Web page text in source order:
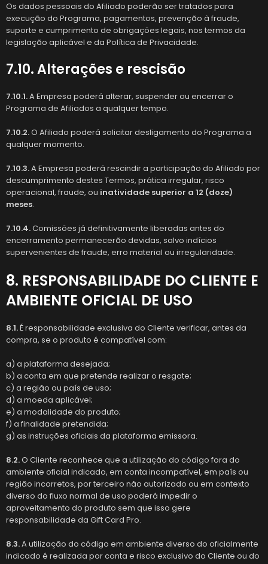
Os dados pessoais do Afiliado poderão ser tratados para
execução do Programa, pagamentos, prevenção à fraude,
suporte e cumprimento de obrigações legais, nos termos da
legislação aplicável e da Política de Privacidade.
7.10. Alterações e rescisão
7.10.1.A Empresa poderá alterar, suspender ou encerrar o
Programa de Afiliados a qualquer tempo.
7.10.2.O Afiliado poderá solicitar desligamento do Programa a
qualquer momento.
7.10.3.A Empresa poderá rescindir a participação do Afiliado por
descumprimento destes Termos, prática irregular, risco
operacional, fraude, ou inatividade superior a 12 (doze)
meses.
7.10.4.Comissões já definitivamente liberadas antes do
encerramento permanecerão devidas, salvo indícios
supervenientes de fraude, erro material ou irregularidade.
8. RESPONSABILIDADE DO CLIENTE E
AMBIENTE OFICIAL DE USO
8.1.É responsabilidade exclusiva do Cliente verificar, antes da
compra, se o produto é compatível com:
a) a plataforma desejada;
b) a conta em que pretende realizar o resgate;
c) a região ou país de uso;
d) a moeda aplicável;
e) a modalidade do produto;
f) a finalidade pretendida;
g) as instruções oficiais da plataforma emissora.
8.2.O Cliente reconhece que a utilização do código fora do
ambiente oficial indicado, em conta incompatível, em país ou
região incorretos, por terceiro não autorizado ou em contexto
diverso do fluxo normal de uso poderá impedir o
aproveitamento do produto sem que isso gere
responsabilidade da Gift Card Pro.
8.3.A utilização do código em ambiente diverso do oficialmente
indicado é realizada por conta e risco exclusivo do Cliente ou do